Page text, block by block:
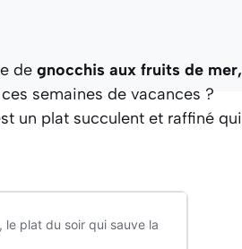
de gnocchis aux fruits de mer,
semaines de vacances ?
un plat succulent et raffiné qui